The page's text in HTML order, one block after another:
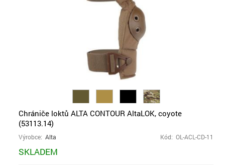
Chrániče loktů ALTA CONTOUR AltaLOK, coyote
(53113.14)
Výrobce: Alta Kód: OL-ACL-CD-11
SKLADEM